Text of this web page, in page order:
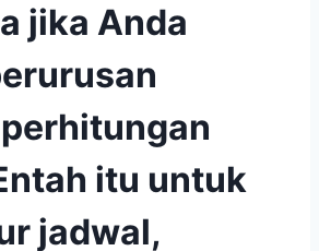
jika Anda
itu untuk
jadwal,